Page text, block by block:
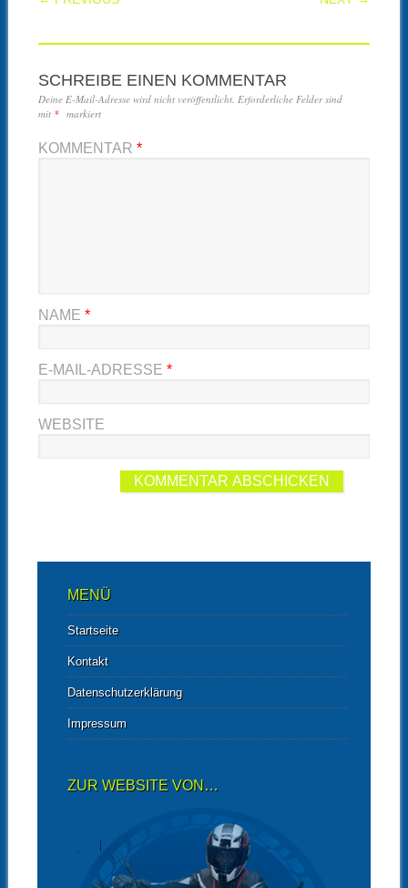
SCHREIBE EINEN KOMMENTAR
Deine E-Mail-Adresse wird nicht veröffentlicht. Erforderliche Felder sind
mit * markiert
KOMMENTAR *
NAME *
E-MAIL-ADRESSE *
WEBSITE
MENÜ
Startseite
Kontakt
Datenschutzerklärung
Impressum
ZUR WEBSITE VON…